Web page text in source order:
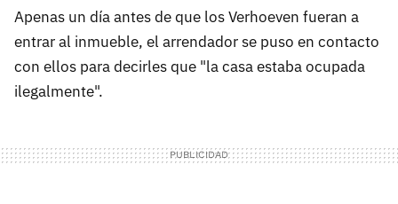
Apenas un día antes de que los Verhoeven fueran a
entrar al inmueble, el arrendador se puso en contacto
con ellos para decirles que "la casa estaba ocupada
ilegalmente".